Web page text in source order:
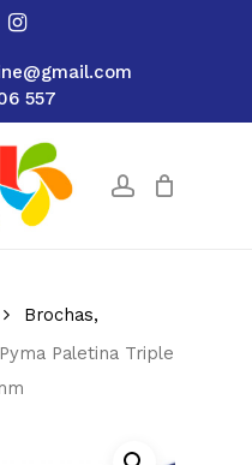
instagram
557
account
Brochas,
Pyma Paletina Triple